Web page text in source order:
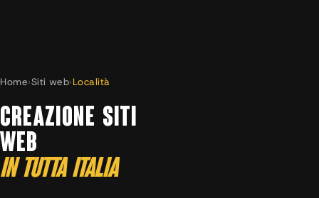
Home›Siti web›Località
CREAZIONE SITI
WEB
IN TUTTA ITALIA